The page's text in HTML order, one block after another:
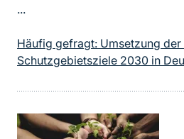
...
Häufig gefragt: Umsetzung der
Schutzgebietsziele 2030 in